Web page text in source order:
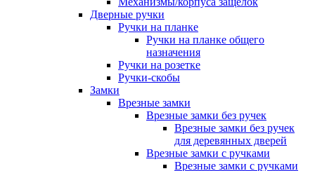
Дверные ручки
Ручки на планке
Ручки на планке общего
назначения
Ручки на розетке
Ручки-скобы
Замки
Врезные замки
Врезные замки без ручек
Врезные замки без ручек
для деревянных дверей
Врезные замки с ручками
Врезные замки с ручками